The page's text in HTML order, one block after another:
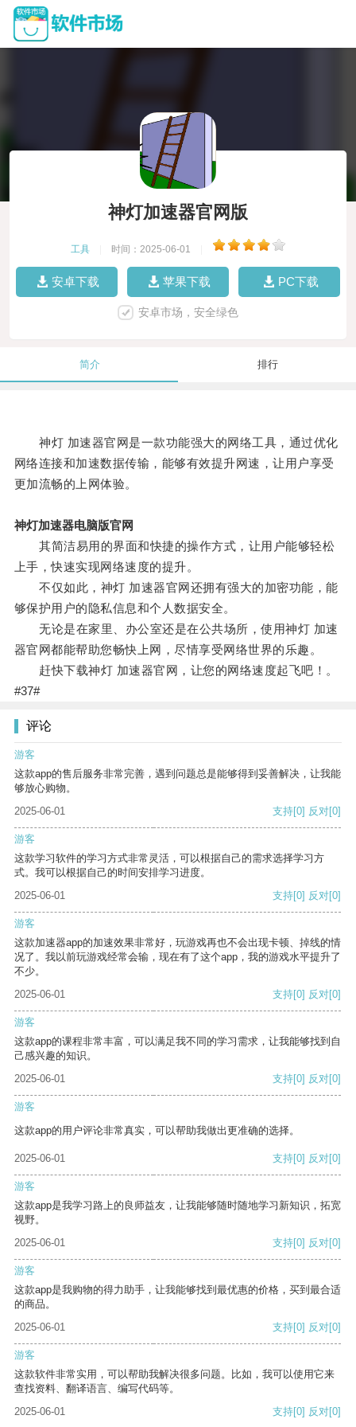
神灯加速器官网版
工具 时间：2025-06-01
安卓下载 苹果下载 PC下载
安卓市场，安全绿色
简介 排行
神灯 加速器官网是一款功能强大的网络工具，通过优化
网络连接和加速数据传输，能够有效提升网速，让用户享受
更加流畅的上网体验。
神灯加速器电脑版官网
其简洁易用的界面和快捷的操作方式，让用户能够轻松
上手，快速实现网络速度的提升。
不仅如此，神灯 加速器官网还拥有强大的加密功能，能
够保护用户的隐私信息和个人数据安全。
无论是在家里、办公室还是在公共场所，使用神灯 加速
器官网都能帮助您畅快上网，尽情享受网络世界的乐趣。
赶快下载神灯 加速器官网，让您的网络速度起飞吧！。
#37#
评论
游客
这款app的售后服务非常完善，遇到问题总是能够得到妥善解决，让我能
够放心购物。
2025-06-01
支持[0] 反对[0]
游客
这款学习软件的学习方式非常灵活，可以根据自己的需求选择学习方
式。我可以根据自己的时间安排学习进度。
2025-06-01
支持[0] 反对[0]
游客
这款加速器app的加速效果非常好，玩游戏再也不会出现卡顿、掉线的情
况了。我以前玩游戏经常会输，现在有了这个app，我的游戏水平提升了
不少。
2025-06-01
支持[0] 反对[0]
游客
这款app的课程非常丰富，可以满足我不同的学习需求，让我能够找到自
己感兴趣的知识。
2025-06-01
支持[0] 反对[0]
游客
这款app的用户评论非常真实，可以帮助我做出更准确的选择。
2025-06-01 支持[0] 反对[0]
游客
这款app是我学习路上的良师益友，让我能够随时随地学习新知识，拓宽
视野。
2025-06-01
支持[0] 反对[0]
游客
这款app是我购物的得力助手，让我能够找到最优惠的价格，买到最合适
的商品。
2025-06-01
支持[0] 反对[0]
游客
这款软件非常实用，可以帮助我解决很多问题。比如，我可以使用它来
查找资料、翻译语言、编写代码等。
2025-06-01
支持[0] 反对[0]